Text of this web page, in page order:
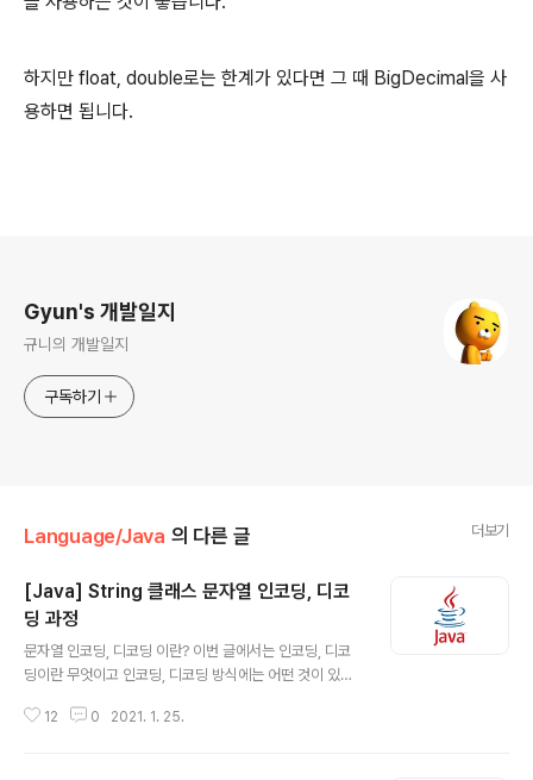
하지만 float, double로는 한계가 있다면 그 때 BigDecimal을 사
용하면 됩니다.
Gyun's 개발일지
규니의 개발일지
구독하기
Language/Java 의 다른 글 더보기
[Java] String 클래스 문자열 인코딩, 디코
딩 과정
문자열 인코딩, 디코딩 이란? 이번 글에서는 인코딩, 디코
딩이란 무엇이고 인코딩, 디코딩 방식에는 어떤 것이 있는
oding)이란 문자를 컴퓨터가 이해하기 쉽게 변환하는 과
12 0 2021. 1. 25.